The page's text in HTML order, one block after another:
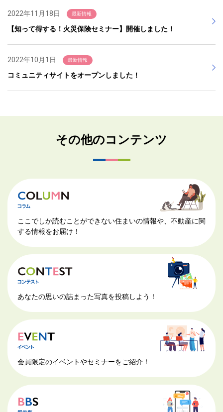
2022年11月18日 最新情報
【知って得する！火災保険セミナー】開催しました！
2022年10月1日 最新情報
コミュニティサイトをオープンしました！
その他のコンテンツ
ここでしか読むことができない住まいの情報や、不動産に関
する情報をお届け！
あなたの思いの詰まった写真を投稿しよう！
会員限定のイベントやセミナーをご紹介！